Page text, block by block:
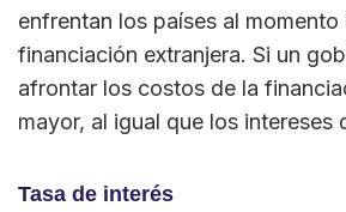
enfrentan los países al momento
financiación extranjera. Si un
afrontar los costos de la
mayor, al igual que los intereses
Tasa de interés